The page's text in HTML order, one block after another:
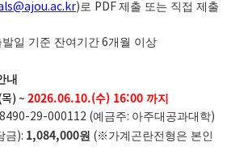
)로 PDF 제출 또는 직접 제출
발일 기준 잔여기간 6개월 이상
내
) ~ 2026.06.10.(수) 16:00 까지
29-000112 (예금주: 아주대공과대학)
금): 1,084,000원 ( ※가계곤란전형은 본인